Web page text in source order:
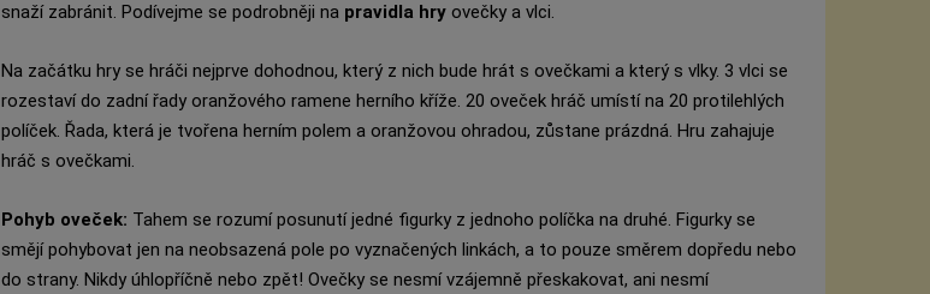
snaží zabránit. Podívejme se podrobněji na pravidla hryovečky a vlci.
Na začátku hry se hráči nejprve dohodnou, který z nich bude hrát s ovečkami a který s vlky. 3 vlci se
rozestaví do zadní řady oranžového ramene herního kříže. 20 oveček hráč umístí na 20 protilehlých
políček. Řada, která je tvořena herním polem a oranžovou ohradou, zůstane prázdná. Hru zahajuje
hráč s ovečkami.
Pohyb oveček: Tahem se rozumí posunutí jedné figurky z jednoho políčka na druhé. Figurky se
smějí pohybovat jen na neobsazená pole po vyznačených linkách, a to pouze směrem dopředu nebo
do strany. Nikdy úhlopříčně nebo zpět! Ovečky se nesmí vzájemně přeskakovat, ani nesmí